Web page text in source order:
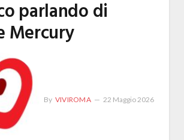
parlando di
Mercury
By VIVIROMA 22 Maggio 2026